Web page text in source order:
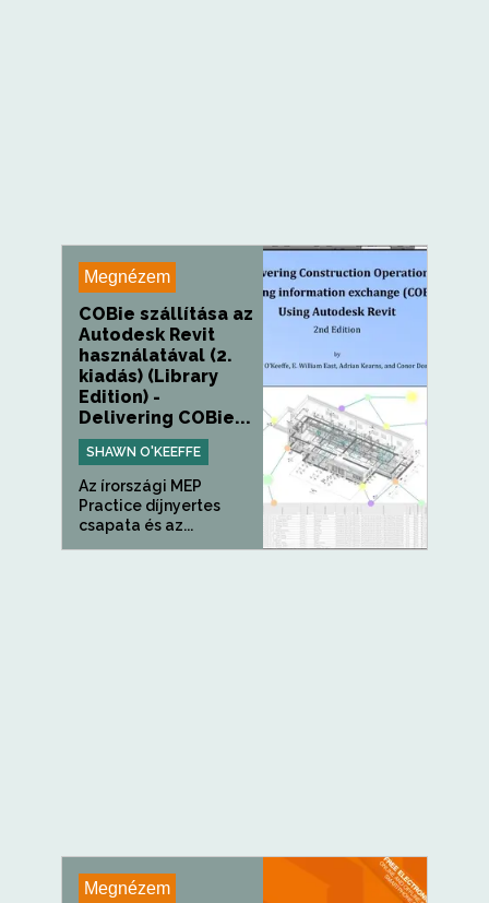
Megnézem
COBie szállítása az
Autodesk Revit
használatával (2.
kiadás) (Library
Edition) -
Delivering COBie...
SHAWN O'KEEFFE
Az írországi MEP
Practice díjnyertes
csapata és az...
Megnézem